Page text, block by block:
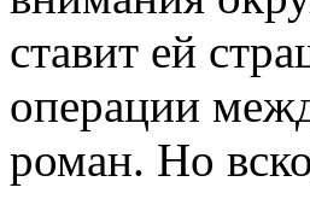
ставит ей
операции
роман. Но